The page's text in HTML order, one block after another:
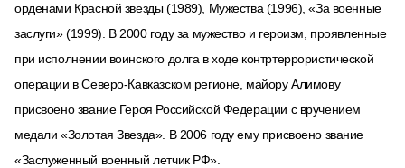
орденами Красной звезды (1989), Мужества (1996), «За военные
заслуги» (1999). В 2000 году за мужество и героизм, проявленные
при исполнении воинского долга в ходе контртеррористической
операции в Северо-Кавказском регионе, майору Алимову
присвоено звание Героя Российской Федерации с вручением
медали «Золотая Звезда». В 2006 году ему присвоено звание
«Заслуженный военный летчик РФ».